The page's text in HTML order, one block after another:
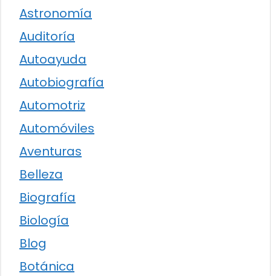
Astronomía
Auditoría
Autoayuda
Autobiografía
Automotriz
Automóviles
Aventuras
Belleza
Biografía
Biología
Blog
Botánica